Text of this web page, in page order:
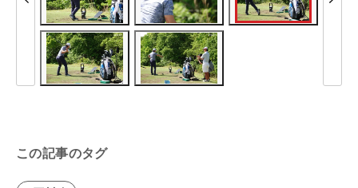
この記事のタグ